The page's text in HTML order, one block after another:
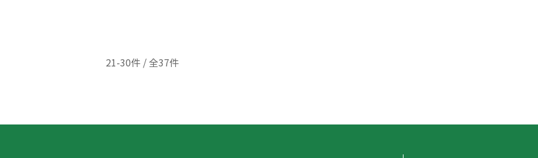
21-30件 / 全37件